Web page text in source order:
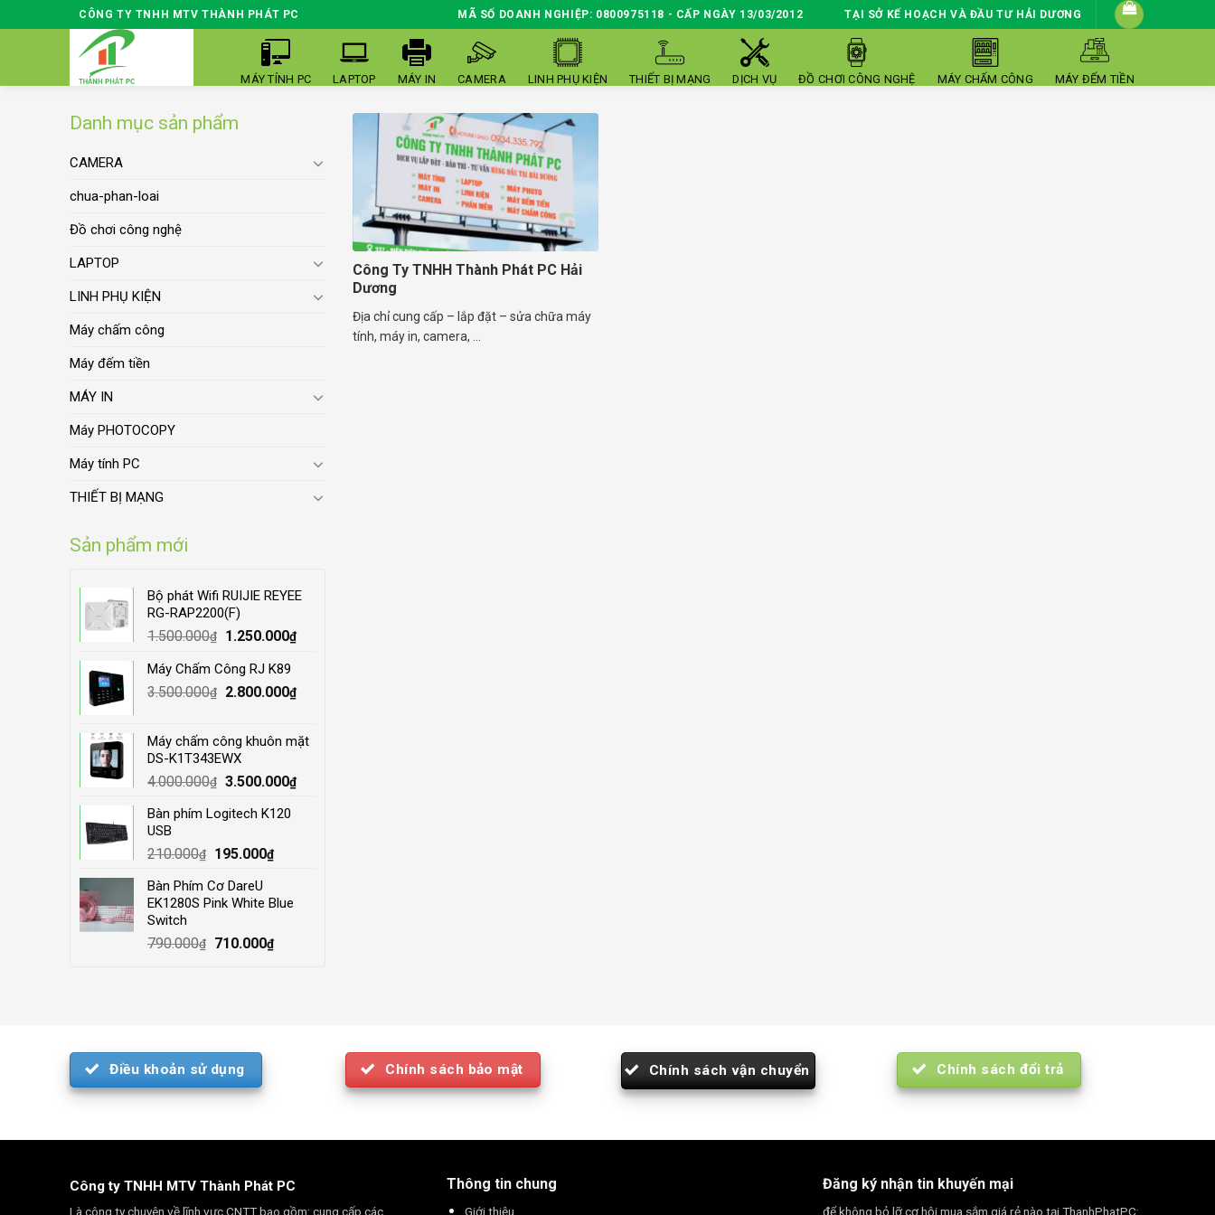
to
CÔNG TY TNHH MTV THÀNH PHÁT PC MÃ SỐ DOANH NGHIỆP: 0800975118 - CẤP NGÀY 13/03/2012 TẠI SỞ KẾ HOẠCH VÀ ĐẦU TƯ HẢI DƯƠNG
MÁY TÍNH PC LAPTOP MÁY IN CAMERA LINH PHỤ KIỆN THIẾT BỊ MẠNG DỊCH VỤ ĐỒ CHƠI CÔNG NGHỆ MÁY CHẤM CÔNG MÁY ĐẾM TIỀN
Danh mục sản phẩm
CAMERA
chua-phan-loai
Đồ chơi công nghệ
LAPTOP
LINH PHỤ KIỆN
Máy chấm công
Máy đếm tiền
MÁY IN
Máy PHOTOCOPY
Máy tính PC
THIẾT BỊ MẠNG
Sản phẩm mới
Bộ phát Wifi RUIJIE REYEE
RG-RAP2200(F)
1.500.000₫
Original
was:
1.500.000₫.
1.250.000₫Current
1.250.000₫.
Máy Chấm Công RJ K89
3.500.000₫
Original
3.500.000₫.
2.800.000₫Current
2.800.000₫.
Máy chấm công khuôn mặt
DS-K1T343EWX
4.000.000₫ Original
was:
3.500.000₫Current
Bàn phím Logitech K120
USB
210.000₫
Original
was:
210.000₫.
195.000₫Current
195.000₫.
Bàn Phím Cơ DareU
EK1280S Pink White Blue
Switch
790.000₫
Original
710.000₫Current
Công Ty TNHH Thành Phát PC Hải
Dương
Địa chỉ cung cấp – lắp đặt – sửa chữa máy
tính, máy in, camera, ...
Điều khoản sử dụng Chính sách bảo mật Chính sách vận chuyển Chính sách đổi trả
Công ty TNHH MTV Thành Phát PC
Là công ty chuyên về lĩnh vực CNTT bao gồm: cung cấp các
Thông tin chung
Giới thiệu
Đăng ký nhận tin khuyến mại
để không bỏ lỡ cơ hội mua sắm giá rẻ nào tại ThanhPhatPC: